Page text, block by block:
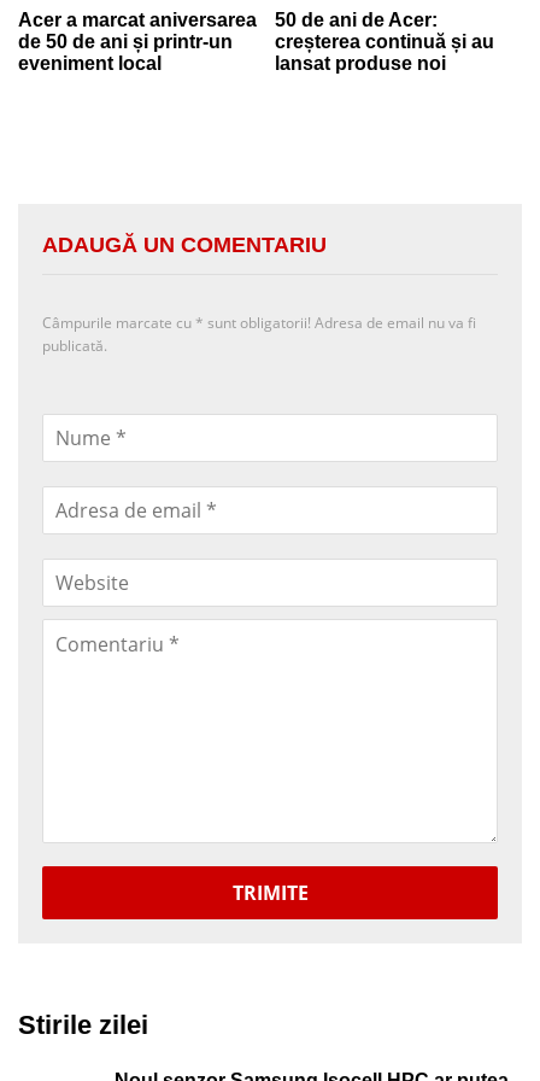
Acer a marcat aniversarea
de 50 de ani și printr-un
eveniment local
50 de ani de Acer:
creșterea continuă și au
lansat produse noi
ADAUGĂ UN COMENTARIU
Câmpurile marcate cu * sunt obligatorii! Adresa de email nu va fi
publicată.
TRIMITE
Stirile zilei